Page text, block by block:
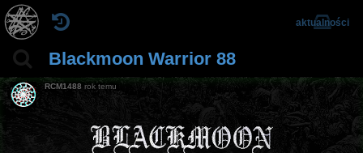
Blackmoon Warrior 88
aktualności
RCM1488 rok temu